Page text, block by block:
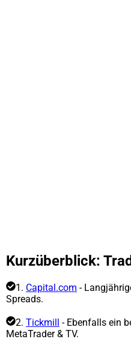
Kurzüberblick:
1. Capital.com -
Spreads.
2. Tickmill - Ebenfalls ein
MetaTrader & TV.